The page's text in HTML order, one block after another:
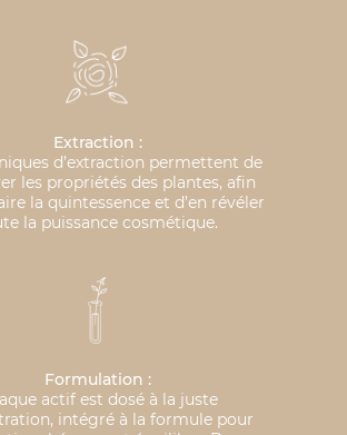
Extraction :
d’extraction permettent de
les propriétés des plantes, afin
la quintessence et d’en révéler
la puissance cosmétique.
Formulation :
actif est dosé à la juste
intégré à la formule pour